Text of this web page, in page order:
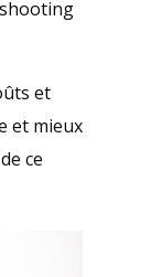
et
et mieux
ce